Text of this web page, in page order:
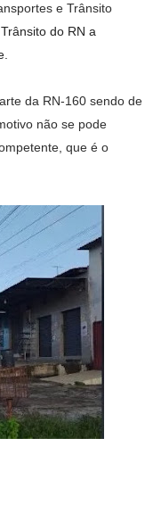
e Trânsito
do RN a
da RN-160 sendo de
não se pode
que é o